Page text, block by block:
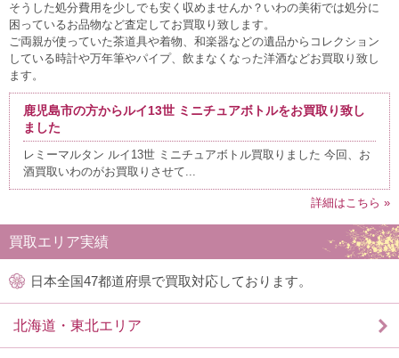
そうした処分費用を少しでも安く収めませんか？いわの美術では処分に
困っているお品物など査定してお買取り致します。
ご両親が使っていた茶道具や着物、和楽器などの遺品からコレクション
している時計や万年筆やパイプ、飲まなくなった洋酒などお買取り致し
ます。
鹿児島市の方からルイ13世 ミニチュアボトルをお買取り致し
ました
レミーマルタン ルイ13世 ミニチュアボトル買取りました 今回、お
酒買取いわのがお買取りさせて...
詳細はこちら »
買取エリア実績
日本全国47都道府県で買取対応しております。
北海道・東北エリア